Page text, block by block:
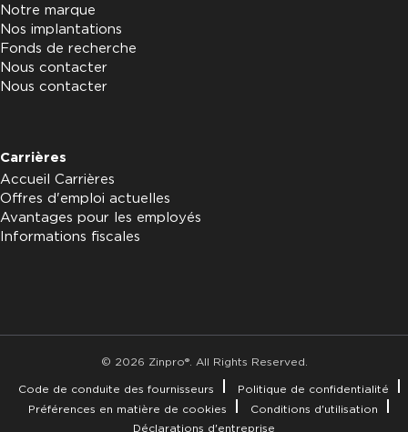
Notre marque
Nos implantations
Fonds de recherche
Nous contacter
Nous contacter
Carrières
Accueil Carrières
Offres d'emploi actuelles
Avantages pour les employés
Informations fiscales
© 2026 Zinpro®. All Rights Reserved.
Code de conduite des fournisseurs
Politique de confidentialité
Préférences en matière de cookies
Conditions d'utilisation
Déclarations d'entreprise